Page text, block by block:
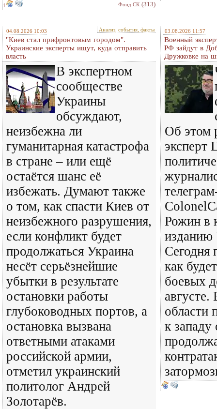
1 Фонд СК (313)
04.08.2026 10:03 Анализ, события, факты
"Киев стал прифронтовым городом".
Украинские эксперты ищут, куда отправить
власть
В экспертном
сообществе
Украины
обсуждают,
неизбежна ли
гуманитарная катастрофа
в стране – или ещё
остаётся шанс её
избежать. Думают также
о том, как спасти Киев от
неизбежного разрушения,
если конфликт будет
продолжаться Украина
несёт серьёзнейшие
убытки в результате
остановки работы
глубоководных портов, а
остановка вызвана
ответными атаками
российской армии,
отметил украинский
политолог Андрей
Золотарёв.
03.08.2026 11:57
Военный
РФ зайдут в
Дружковке на
Об этом
эксперт
Рожин в
изданию
Сегодня
как
боевых
области
к